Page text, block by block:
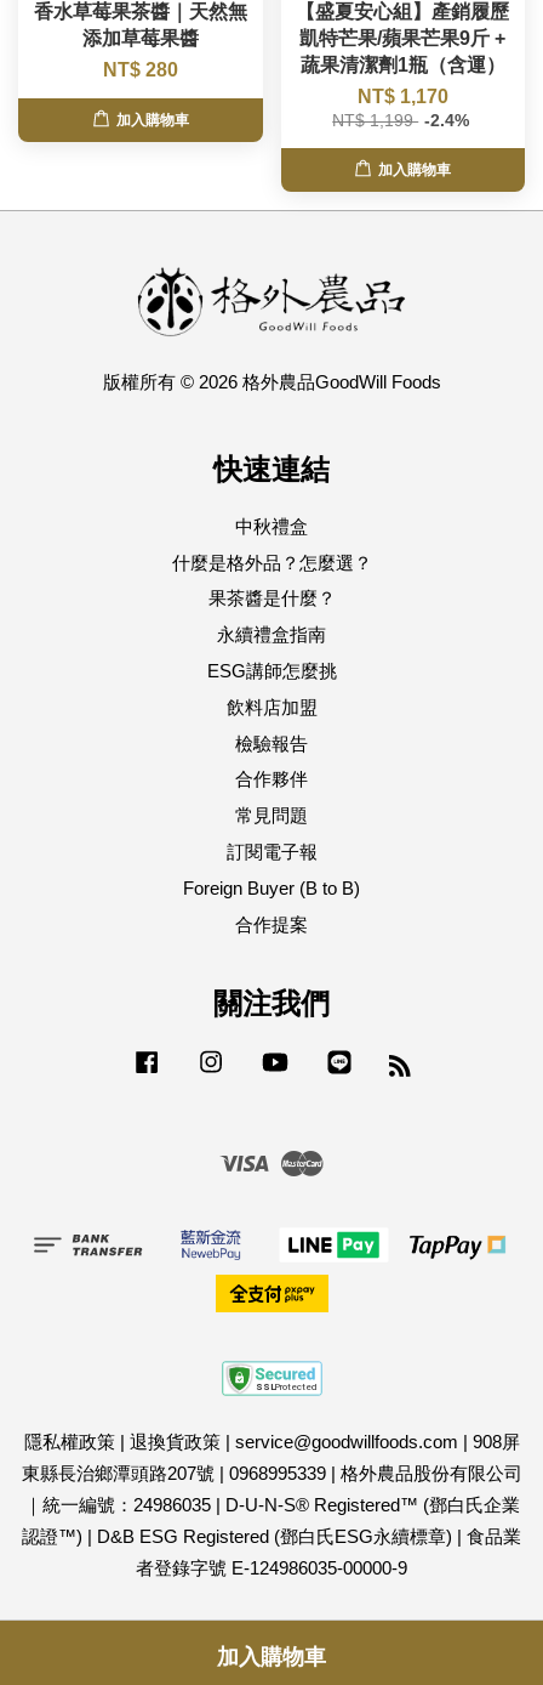
加入購物車
香水草莓果茶醬｜天然無
添加草莓果醬
NT$ 280
加入購物車
【盛夏安心組】產銷履歷
凱特芒果/蘋果芒果9斤 +
蔬果清潔劑1瓶（含運）
NT$ 1,170
NT$ 1,199 -2.4%
加入購物車
版權所有 © 2026 格外農品GoodWill Foods
快速連結
中秋禮盒
什麼是格外品？怎麼選？
果茶醬是什麼？
永續禮盒指南
ESG講師怎麼挑
飲料店加盟
檢驗報告
合作夥伴
常見問題
訂閱電子報
Foreign Buyer (B to B)
合作提案
關注我們
Facebook Instagram YouTube
Visa
隱私權政策| 退換貨政策| service@goodwillfoods.com | 908屏
東縣長治鄉潭頭路207號| 0968995339| 格外農品股份有限公司
｜統一編號：24986035| D-U-N-S® Registered™ (鄧白氏企業
認證™) | D&B ESG Registered (鄧白氏ESG永續標章) | 食品業
者登錄字號 E-124986035-00000-9